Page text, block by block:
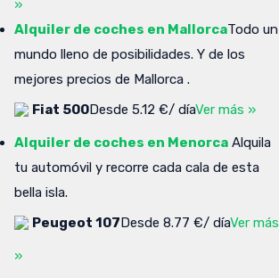
»
Alquiler de coches en MallorcaTodo un
mundo lleno de posibilidades. Y de los
mejores precios de Mallorca .
Fiat 500Desde 5.12 €/ díaVer más »
Alquiler de coches en Menorca Alquila
tu automóvil y recorre cada cala de esta
bella isla.
Peugeot 107Desde 8.77 €/ díaVer más
»